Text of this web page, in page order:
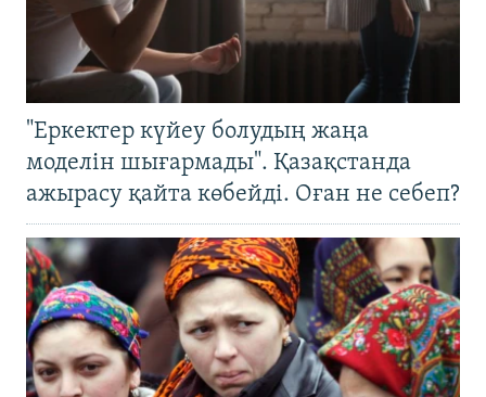
"Еркектер күйеу болудың жаңа
моделін шығармады". Қазақстанда
ажырасу қайта көбейді. Оған не себеп?